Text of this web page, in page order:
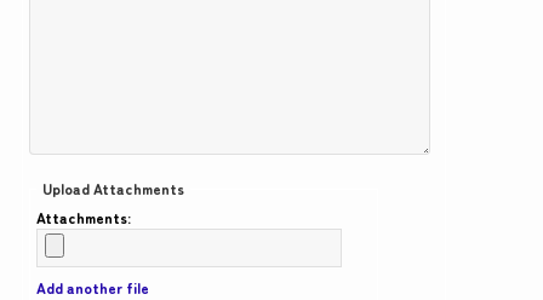
Upload Attachments
Attachments:
Add another file